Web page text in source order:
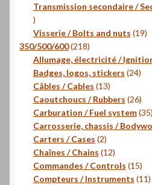
Transmission secondaire /
16
produits
Visserie / Bolts and nuts 1919
350/500/600 218218
produits
Allumage, électricité /
Badges, logos, stickers 2424
Câbles / Cables 1313
produits
Caoutchoucs / Rubbers 2626
Carburation / Fuel system 35
Carrosserie, chassis /
Carters / Cases 22
produits
Chaînes / Chains 1212
produits
Commandes / Controls 1515
Compteurs / Instruments 1111